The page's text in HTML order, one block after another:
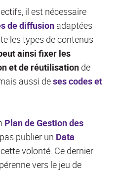
il est nécessaire
de diffusion adaptées
les types de contenus
ainsi fixer les
et de réutilisation de
aussi deses codes et
Plan de Gestion des
publier un Data
volonté. Ce dernier
vers le jeu de